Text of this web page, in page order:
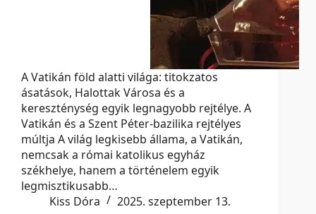
A Vatikán föld alatti világa: titokzatos
ásatások, Halottak Városa és a
kereszténység egyik legnagyobb rejtélye. A
Vatikán és a Szent Péter-bazilika rejtélyes
múltja A világ legkisebb állama, a Vatikán,
nemcsak a római katolikus egyház
székhelye, hanem a történelem egyik
legmisztikusabb…
Kiss Dóra
2025. szeptember 13.